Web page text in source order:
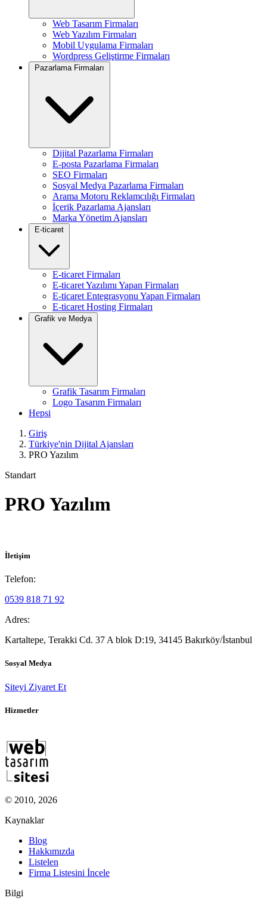
Web Tasarım Firmaları
Web Yazılım Firmaları
Mobil Uygulama Firmaları
Wordpress Geliştirme Firmaları
Pazarlama Firmaları
Dijital Pazarlama Firmaları
E-posta Pazarlama Firmaları
SEO Firmaları
Sosyal Medya Pazarlama Firmaları
Arama Motoru Reklamcılığı Firmaları
İçerik Pazarlama Ajansları
Marka Yönetim Ajansları
E-ticaret
E-ticaret Firmaları
E-ticaret Yazılımı Yapan Firmaları
E-ticaret Entegrasyonu Yapan Firmaları
E-ticaret Hosting Firmaları
Grafik ve Medya
Grafik Tasarım Firmaları
Logo Tasarım Firmaları
Hepsi
Giriş
Türkiye'nin Dijital Ajansları
PRO Yazılım
Standart
PRO Yazılım
İletişim
Telefon:
0539 818 71 92
Adres:
Kartaltepe, Terakki Cd. 37 A blok D:19, 34145 Bakırköy/İstanbul
Sosyal Medya
Siteyi Ziyaret Et
Hizmetler
© 2010, 2026
Kaynaklar
Blog
Hakkımızda
Listelen
Firma Listesini İncele
Bilgi